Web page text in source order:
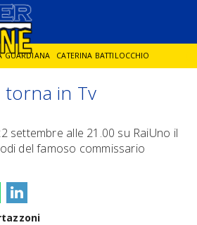
GUARDIANA CATERINA BATTILOCCHIO
IN CORNICE GIANCARLO DE CATALDO
in Tv
settembre alle 21.00 su RaiUno il
del famoso commissario